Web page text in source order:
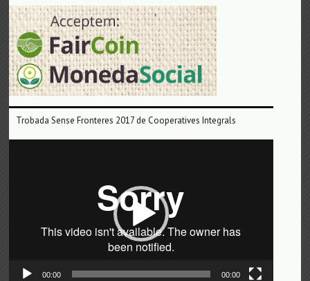
Trobada Sense Fronteres 2017 de Cooperatives Integrals
00:00 00:00